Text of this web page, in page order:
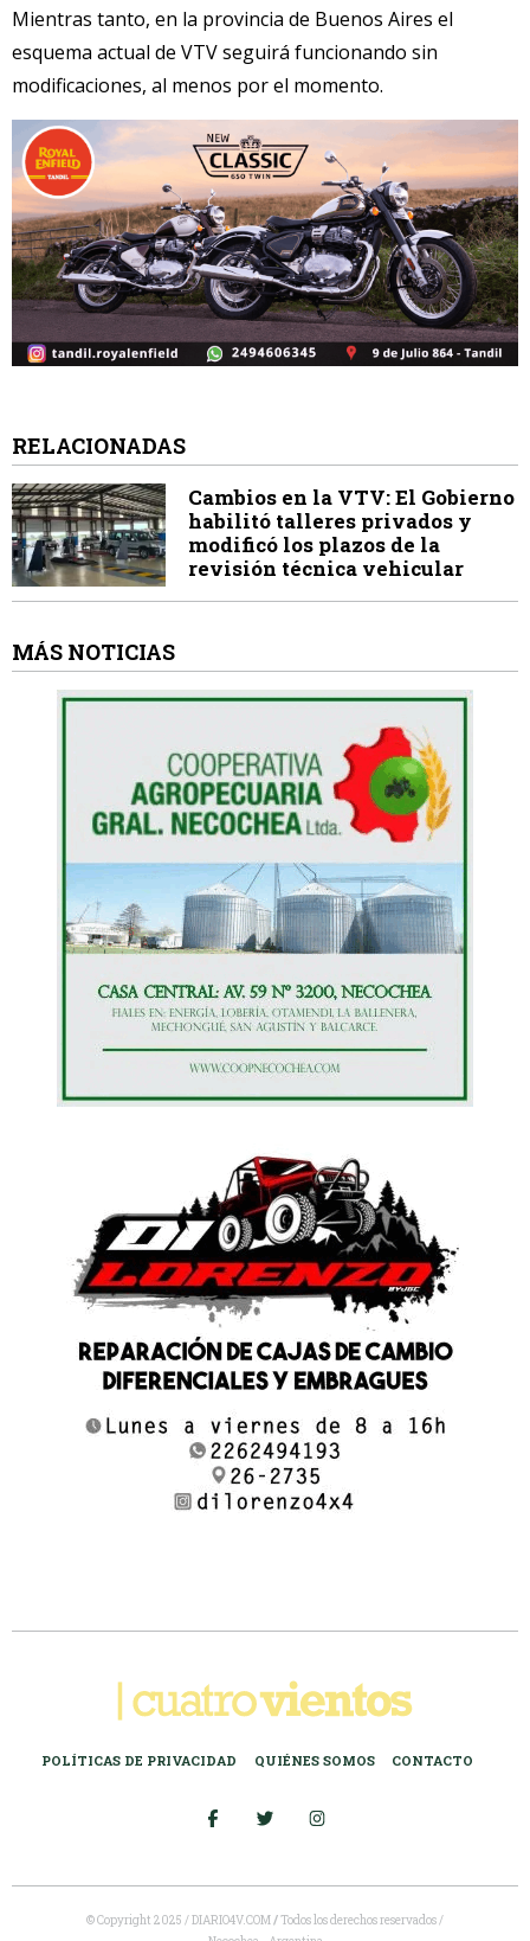
Mientras tanto, en la provincia de Buenos Aires el
esquema actual de VTV seguirá funcionando sin
modificaciones, al menos por el momento.
RELACIONADAS
Cambios en la VTV: El Gobierno
habilitó talleres privados y
modificó los plazos de la
revisión técnica vehicular
MÁS NOTICIAS
POLÍTICAS DE PRIVACIDAD QUIÉNES SOMOS CONTACTO
© Copyright 2025 / DIARIO4V.COM/Todos los derechos reservados /